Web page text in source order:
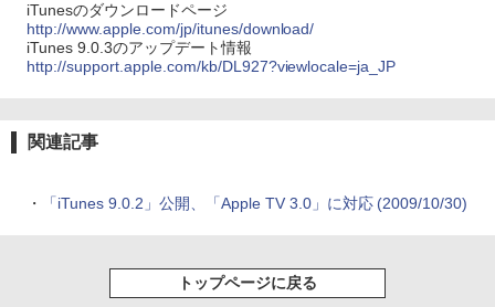
iTunesのダウンロードページ
http://www.apple.com/jp/itunes/download/
iTunes 9.0.3のアップデート情報
http://support.apple.com/kb/DL927?viewlocale=ja_JP
関連記事
・ 「iTunes 9.0.2」公開、「Apple TV 3.0」に対応 (2009/10/30)
トップページに戻る